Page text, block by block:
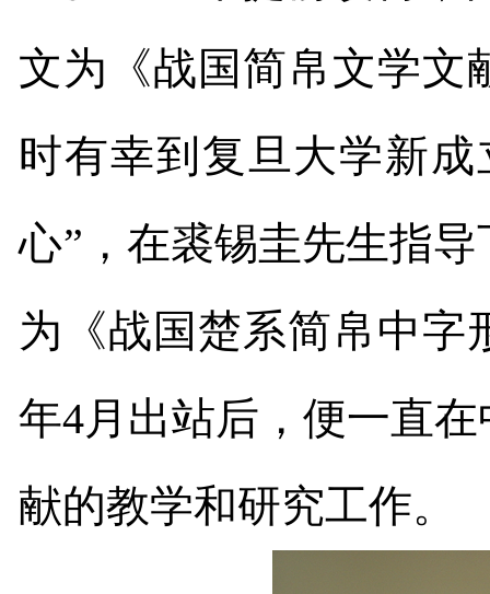
文为《战国简帛文学文
时有幸到复旦大学新
心”，在裘锡圭先生指
为《战国楚系简帛中字
年4月出站后，便一直
献的教学和研究工作。